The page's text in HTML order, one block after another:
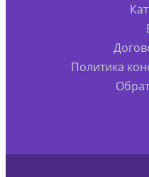
Политика